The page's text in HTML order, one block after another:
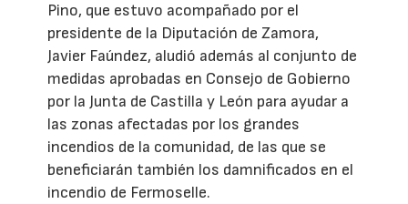
Pino, que estuvo acompañado por el
presidente de la Diputación de Zamora,
Javier Faúndez, aludió además al conjunto de
medidas aprobadas en Consejo de Gobierno
por la Junta de Castilla y León para ayudar a
las zonas afectadas por los grandes
incendios de la comunidad, de las que se
beneficiarán también los damnificados en el
incendio de Fermoselle.